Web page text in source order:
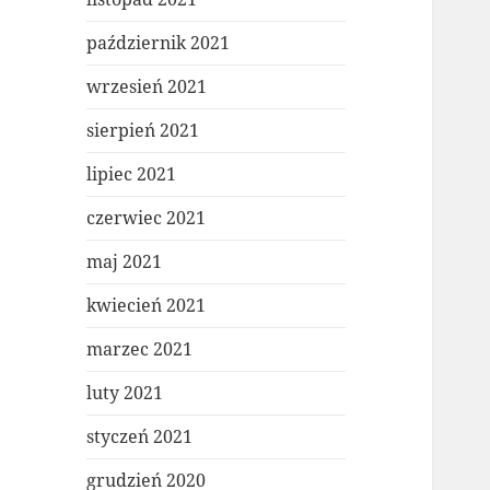
październik 2021
wrzesień 2021
sierpień 2021
lipiec 2021
czerwiec 2021
maj 2021
kwiecień 2021
marzec 2021
luty 2021
styczeń 2021
grudzień 2020